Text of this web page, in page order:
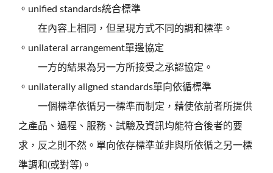
。unified standards統合標準
在內容上相同，但呈現方式不同的調和標準。
。unilateral arrangement單邊協定
一方的結果為另一方所接受之承認協定。
。unilaterally aligned standards單向依循標準
一個標準依循另一標準而制定，藉使依前者所提供
之產品、過程、服務、試驗及資訊均能符合後者的要
求，反之則不然。單向依存標準並非與所依循之另一標
準調和(或對等)。